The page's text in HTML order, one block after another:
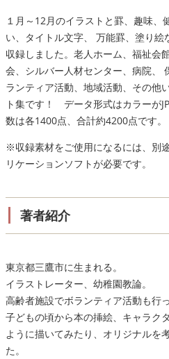
１月～12月のイラストと罫、趣味、
い、タイトル文字、 万能罫、塗り
収録しました。老人ホーム、福祉会
会、シルバー人材センター、病院、
ランティア活動、地域活動、その他
ト集です！ データ形式はカラーが
数は各1400点、合計約4200点です。
※収録素材をご使用になるには、別
リケーションソフトが必要です。
著者紹介
東京都三鷹市に生まれる。
イラストレーター、幼稚園教論。
高齢者施設でボランティア活動も行っ
子どもの頃から本の挿絵、キャラク
ように描いてみたり、オリジナルを
た。